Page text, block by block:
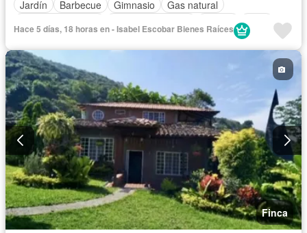
Jardín
Barbecue Gimnasio
Gas natural
Patio
Hace 5 días, 18 horas en - Isabel Escobar Bienes Raíces
Finca